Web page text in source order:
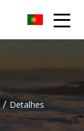
/ Detalhes